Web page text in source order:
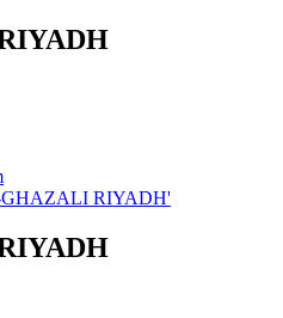
GHAZALI RIYADH'